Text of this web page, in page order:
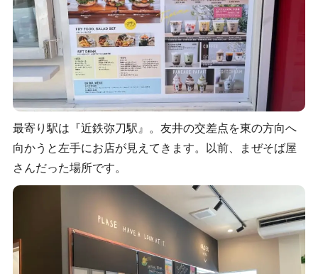
最寄り駅は『近鉄弥刀駅』。友井の交差点を東の方向へ
向かうと左手にお店が見えてきます。以前、まぜそば屋
さんだった場所です。